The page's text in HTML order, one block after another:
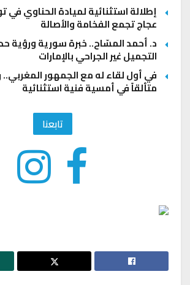
إطلالة استثنائية لميادة الحناوي
عجاج تجمع الفخامة والأصالة
د. أحمد المسّاح.. خبرة سورية ورؤية
التجميل غير الجراحي بالإمارات
في أول لقاء له مع الجمهور المغربي..
متألقاً في أمسية فنية استثنائية
تابعنا